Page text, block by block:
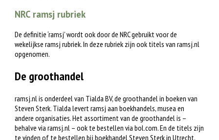
NRC ramsj rubriek
De definitie ‘ramsj’ wordt ook door de NRC gebruikt voor de
wekelijkse ramsj rubriek. In deze rubriek zijn ook titels van ramsj.nl
opgenomen.
De groothandel
ramsj.nl is onderdeel van Tialda BV, de groothandel in boeken van
Steven Sterk. Tialda levert ramsj aan boekhandels, musea en
andere organisaties. Het assortiment van de groothandel is –
behalve via ramsj.nl – ook te bestellen via bol.com. En de titels zijn
te vinden of te bestellen bij boekhandel Steven Sterk in Utrecht,